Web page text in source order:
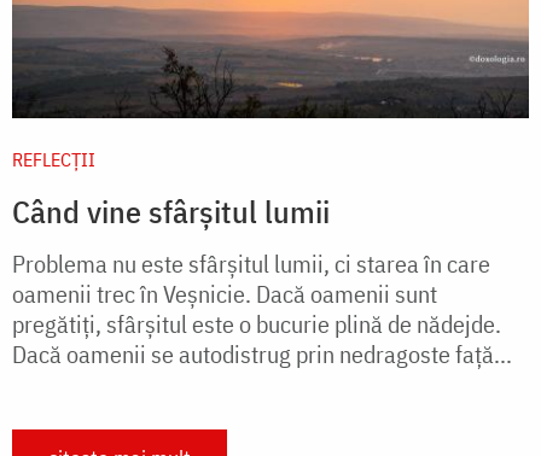
REFLECȚII
Când vine sfârșitul lumii
Problema nu este sfârșitul lumii, ci starea în care
oamenii trec în Veșnicie. Dacă oamenii sunt
pregătiți, sfârșitul este o bucurie plină de nădejde.
Dacă oamenii se autodistrug prin nedragoste față...